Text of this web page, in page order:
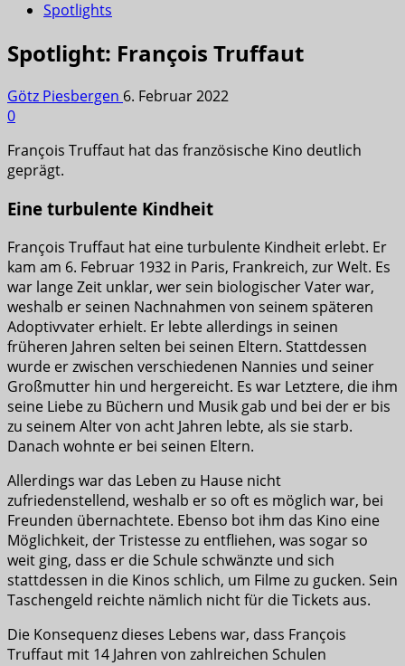
Spotlights
Spotlight: François Truffaut
Götz Piesbergen 6. Februar 2022
0
François Truffaut hat das französische Kino deutlich
geprägt.
Eine turbulente Kindheit
François Truffaut hat eine turbulente Kindheit erlebt. Er
kam am 6. Februar 1932 in Paris, Frankreich, zur Welt. Es
war lange Zeit unklar, wer sein biologischer Vater war,
weshalb er seinen Nachnahmen von seinem späteren
Adoptivvater erhielt. Er lebte allerdings in seinen
früheren Jahren selten bei seinen Eltern. Stattdessen
wurde er zwischen verschiedenen Nannies und seiner
Großmutter hin und hergereicht. Es war Letztere, die ihm
seine Liebe zu Büchern und Musik gab und bei der er bis
zu seinem Alter von acht Jahren lebte, als sie starb.
Danach wohnte er bei seinen Eltern.
Allerdings war das Leben zu Hause nicht
zufriedenstellend, weshalb er so oft es möglich war, bei
Freunden übernachtete. Ebenso bot ihm das Kino eine
Möglichkeit, der Tristesse zu entfliehen, was sogar so
weit ging, dass er die Schule schwänzte und sich
stattdessen in die Kinos schlich, um Filme zu gucken. Sein
Taschengeld reichte nämlich nicht für die Tickets aus.
Die Konsequenz dieses Lebens war, dass François
Truffaut mit 14 Jahren von zahlreichen Schulen